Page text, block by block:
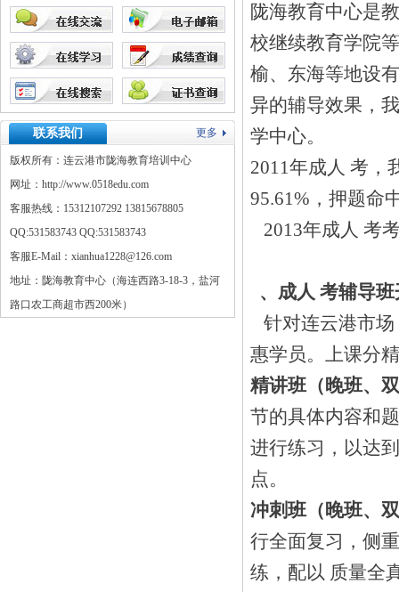
联系我们 更多
版权所有：连云港市陇海教育培训中心
网址：http://www.0518edu.com
客服热线：15312107292 13815678805
QQ:531583743 QQ:531583743
客服E-Mail：xianhua1228@126.com
地址：陇海教育中心（海连西路3-18-3，盐河
路口农工商超市西200米）
陇海教育中心是
校继续教育学院
榆、东海等地设
异的辅导效果，
学中心。
2011年成人 考，
95.61%，押题命
2013年成人 考
、成人 考辅导
针对连云港市场
惠学员。上课分
精讲班（晚班、
节的具体内容和
进行练习，以达
点。
冲刺班（晚班、
行全面复习，侧
练，配以 质量全